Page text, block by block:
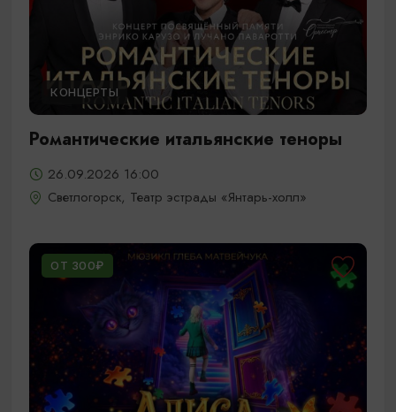
КОНЦЕРТЫ
Романтические итальянские теноры
26.09.2026 16:00
Светлогорск, Театр эстрады «Янтарь-холл»
ОТ 300₽